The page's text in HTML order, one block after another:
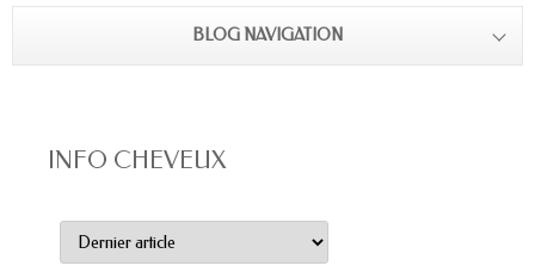
BLOG NAVIGATION
INFO CHEVEUX